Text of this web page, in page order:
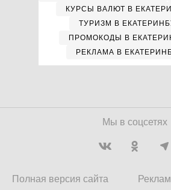
КУРСЫ ВАЛЮТ В
ТУРИЗМ В
ПРОМОКОДЫ В
РЕКЛАМА В
Мы в соцсетях
Полная версия сайта